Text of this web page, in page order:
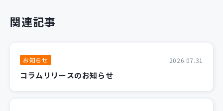
関連記事
お知らせ 2026.07.31
コラムリリースのお知らせ